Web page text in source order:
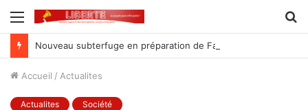
Menu
Accueil / Actualites
Actualites Société